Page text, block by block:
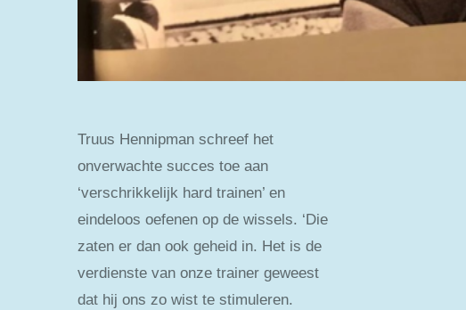
Truus Hennipman schreef het
onverwachte succes toe aan
‘verschrikkelijk hard trainen’ en
eindeloos oefenen op de wissels. ‘Die
zaten er dan ook geheid in. Het is de
verdienste van onze trainer geweest
dat hij ons zo wist te stimuleren.